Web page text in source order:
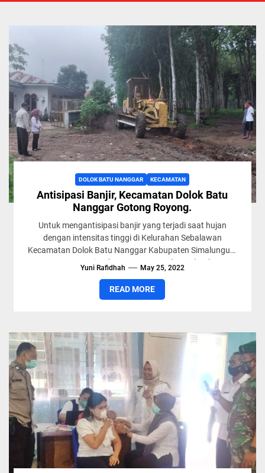
DOLOK BATU NANGGAR KECAMATAN
Antisipasi Banjir, Kecamatan Dolok Batu
Nanggar Gotong Royong.
Untuk mengantisipasi banjir yang terjadi saat hujan
dengan intensitas tinggi di Kelurahan Sebalawan
Kecamatan Dolok Batu Nanggar Kabupaten Simalungun,
Sumut, Pemerintahan Kecamatan dan Kelurahan
Yuni Rafidhah May 25, 2022
READ MORE